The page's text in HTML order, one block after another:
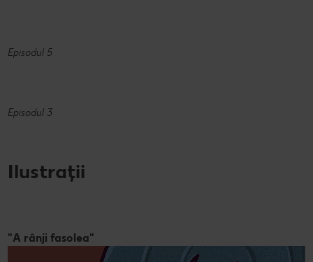
Episodul 5
Episodul 3
Ilustrații
"A rânji fasolea"